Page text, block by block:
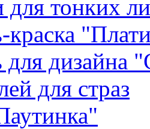
для тонких
краска
для дизайна
для страз